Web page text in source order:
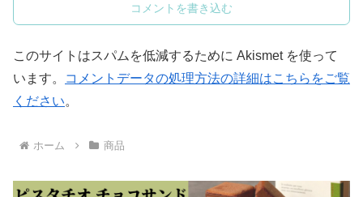
コメントを書き込む
このサイトはスパムを低減するために Akismet を使って
います。
コメントデータの処理方法の詳細はこちらをご覧
ください。
ホーム 商品